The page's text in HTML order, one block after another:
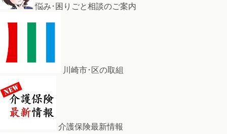
悩み･困りごと相談のご案内
川崎市･区の取組
介護保険最新情報